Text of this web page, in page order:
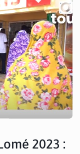
2023 :